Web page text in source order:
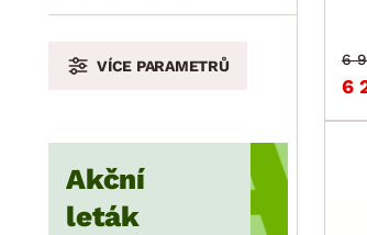
min. cm max. cm
VÍCE PARAMETRŮ
Akční
leták
6
6